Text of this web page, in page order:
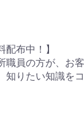
配布中！】
職員の方が、お
知りたい知識を